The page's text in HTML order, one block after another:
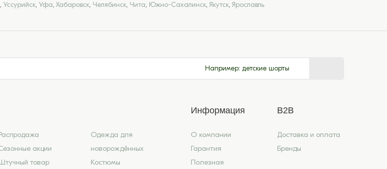
, Уссурийск, Уфа, Хабаровск, Челябинск, Чита, Южно-Сахалинск, Якутск, Ярославль
Например: детские шорты
акции
товар
Одежда для
новорождённых
Костюмы
Информация
О компании
Гарантия
Полезная
B2B
Доставка и оплата
Бренды